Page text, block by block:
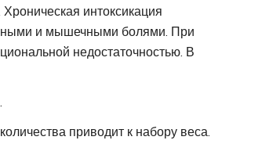
интоксикация
и мышечными болями. При
недостаточностью. В
приводит к набору веса.